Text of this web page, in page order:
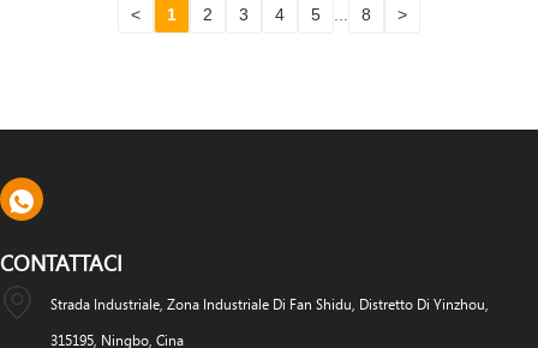
< 1 2 3 4 5 ... 8 >
CONTATTACI
Strada Industriale, Zona Industriale Di Fan Shidu, Distretto Di Yinzhou,
315195, Ningbo, Cina